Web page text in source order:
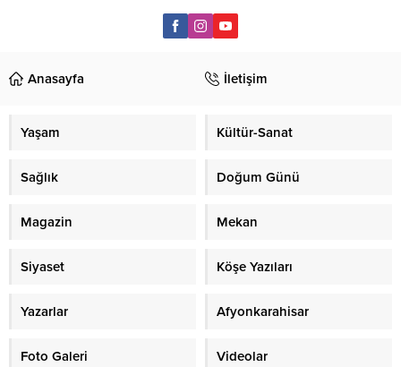
Anasayfa İletişim
Yaşam Kültür-Sanat
Sağlık Doğum Günü
Magazin Mekan
Siyaset Köşe Yazıları
Yazarlar Afyonkarahisar
Foto Galeri Videolar